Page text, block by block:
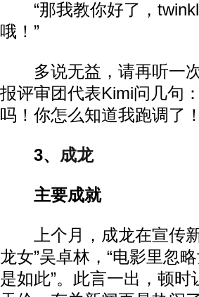
“那我教你好了，
哦！”
多说无益，请再听一次
报评审团代表Kimi问几句
吗！你怎么知道我跑调了
3、 成龙
主要成就
上个月，成龙在宣传新
龙女”吴卓林，“电影里忽
是如此”。此言一出，顿